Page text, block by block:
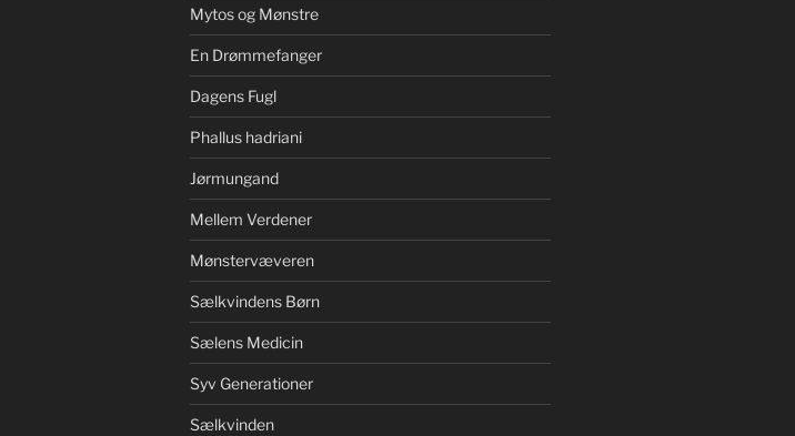
Mytos og Mønstre
En Drømmefanger
Dagens Fugl
Phallus hadriani
Jørmungand
Mellem Verdener
Mønstervæveren
Sælkvindens Børn
Sælens Medicin
Syv Generationer
Sælkvinden